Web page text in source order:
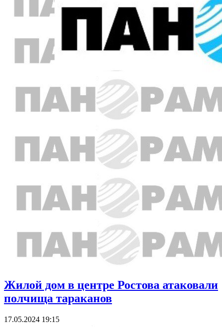
Жилой дом в центре Ростова атаковали
полчища тараканов
17.05.2024 19:15